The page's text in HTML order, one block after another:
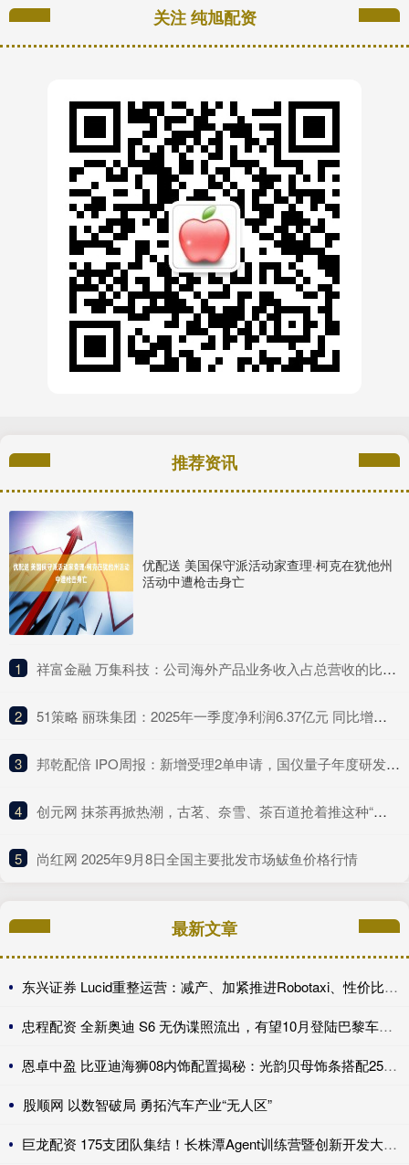
关注 纯旭配资
推荐资讯
优配送 美国保守派活动家查理·柯克在犹他州
活动中遭枪击身亡
1 ​祥富金融 万集科技：公司海外产品业务收入占总营收的比例较低
2 ​51策略 丽珠集团：2025年一季度净利润6.37亿元 同比增长4.75%
3 ​邦乾配倍 IPO周报：新增受理2单申请，国仪量子年度研发投入占比下滑
4 ​创元网 抹茶再掀热潮，古茗、奈雪、茶百道抢着推这种“浓”新品
5 ​尚红网 2025年9月8日全国主要批发市场鲅鱼价格行情
最新文章
东兴证券 Lucid重整运营：减产、加紧推进Robotaxi、性价比车型继续跳票
忠程配资 全新奥迪 S6 无伪谍照流出，有望10月登陆巴黎车展完成首秀!
恩卓中盈 比亚迪海狮08内饰配置揭秘：光韵贝母饰条搭配25扬帝瓦雷音响登场
股顺网 以数智破局 勇拓汽车产业“无人区”
巨龙配资 175支团队集结！长株潭Agent训练营暨创新开发大赛第一期训练营开讲